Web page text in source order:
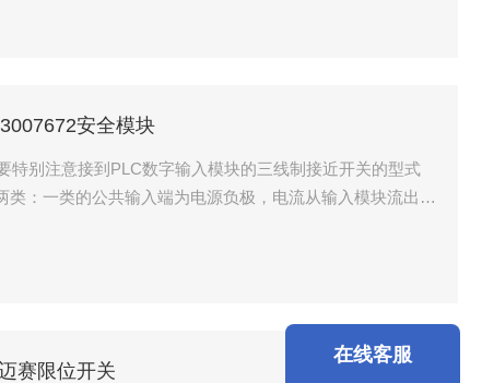
安全模块
特别注意接到PLC数字输入模块的三线制接近开关的型式
：一类的公共输入端为电源负极，电流从输入模块流出，
赛限位开关
在线客服